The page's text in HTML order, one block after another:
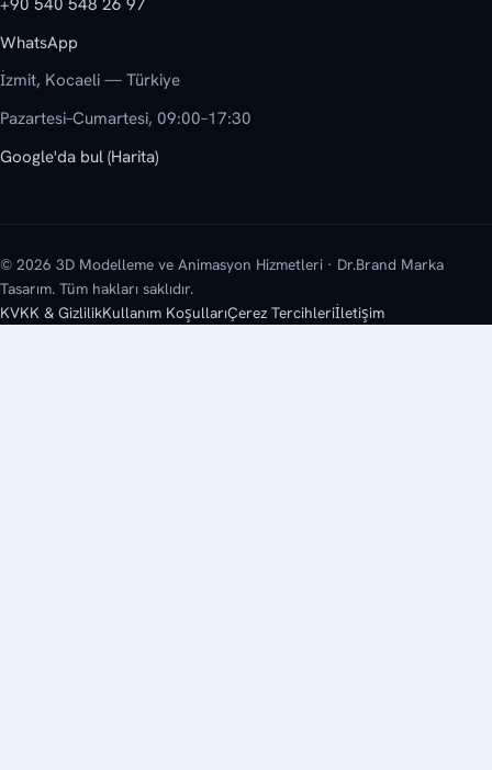
+90 540 548 26 97
WhatsApp
İzmit, Kocaeli — Türkiye
Pazartesi–Cumartesi, 09:00–17:30
Google'da bul (Harita)
© 2026 3D Modelleme ve Animasyon Hizmetleri · Dr.Brand Marka
Tasarım. Tüm hakları saklıdır.
KVKK & GizlilikKullanım KoşullarıÇerez Tercihleriİletişim